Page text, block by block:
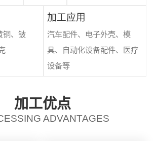
铜、铍
加工应用
汽车配件、电子外壳、模
具、自动化设备配件、医疗
设备等
加工优点
ADVANTAGES